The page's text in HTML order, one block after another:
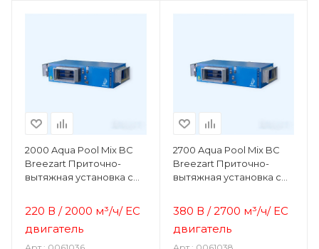
2000 Aqua Pool Mix BC
Breezart Приточно-
вытяжная установка с
выносным пультом
управления
220 В / 2000 м³/ч/ ЕС
двигатель
2700 Aqua Pool Mix BC
Breezart Приточно-
вытяжная установка с
выносным пультом
управления
380 В / 2700 м³/ч/ ЕС
двигатель